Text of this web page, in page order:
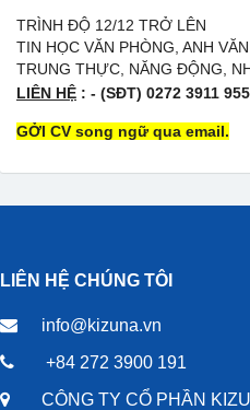
TRÌNH ĐỘ 12/12 TRỞ LÊN
TIN HỌC VĂN PHÒNG, ANH VĂN
TRUNG THỰC, NĂNG ĐỘNG,
LIÊN HỆ : - (SĐT) 0272 3911
GỞI CV song ngữ qua email.
LIÊN HỆ CHÚNG TÔI
info@kizuna.vn
+84 272 3900 191
CÔNG TY CỔ PHẦN